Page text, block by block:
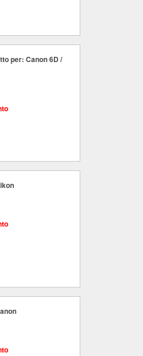
per: Canon 6D /